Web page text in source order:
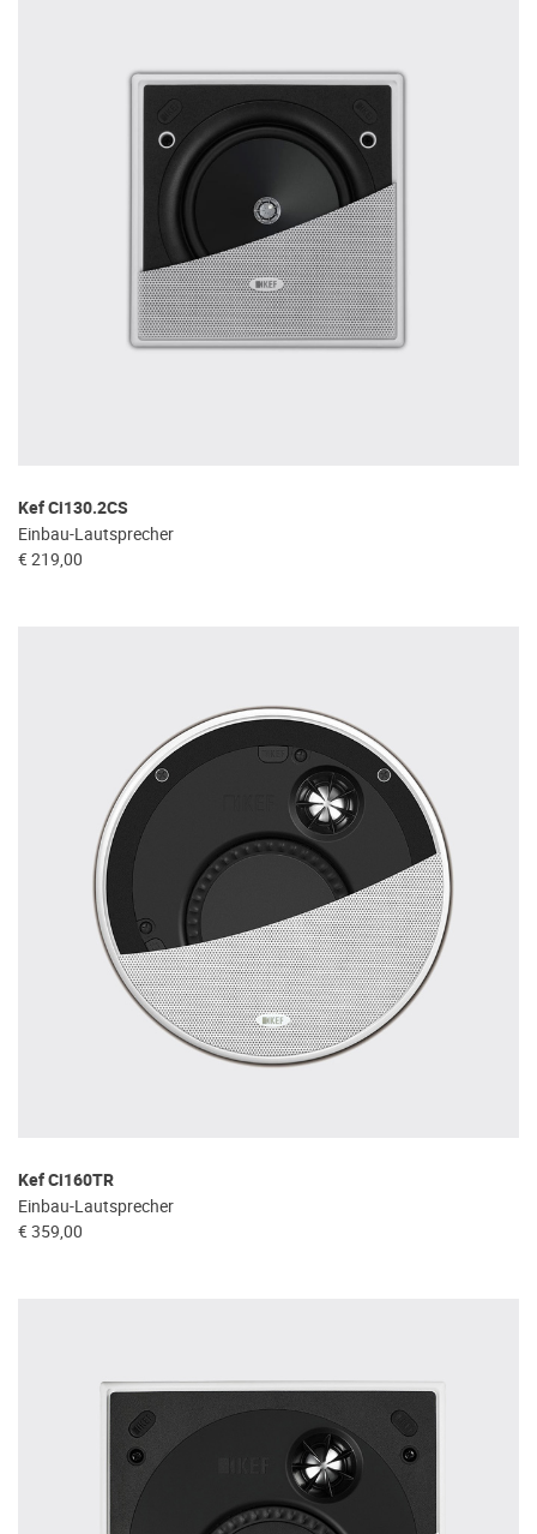
Kef Ci130.2CS
Einbau-Lautsprecher
€ 219,00
Kef Ci160TR
Einbau-Lautsprecher
€ 359,00